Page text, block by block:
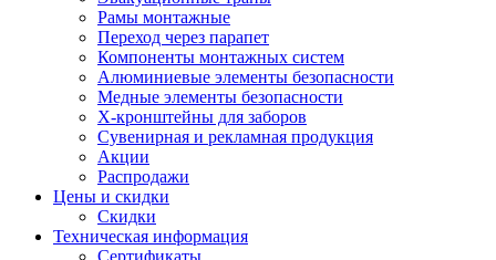
Рамы монтажные
Переход через парапет
Компоненты монтажных систем
Алюминиевые элементы безопасности
Медные элементы безопасности
X-кронштейны для заборов
Сувенирная и рекламная продукция
Акции
Распродажи
Цены и скидки
Скидки
Техническая информация
Сертификаты